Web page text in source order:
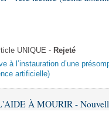
UNIQUE - Rejeté
à l’instauration d’une
artificielle)
À MOURIR -